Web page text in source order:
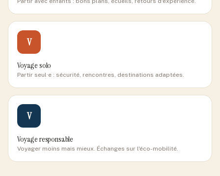
V
Voyage solo
Partir seul·e : sécurité, rencontres, destinations adaptées.
V
Voyage responsable
Voyager moins mais mieux. Échanges sur l'éco-mobilité.